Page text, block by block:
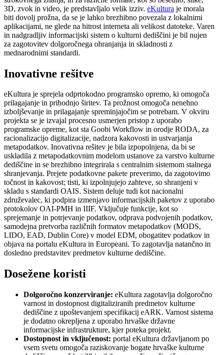
3D, zvok in video, je predstavljalo velik izziv. eKultura je morala
biti dovolj prožna, da se je lahko brezhibno povezala z lokalnimi
aplikacijami, ne glede na hitrost interneta ali velikost datoteke. Varen
in nadgradljiv informacijski sistem o kulturni dediščini je bil nujen
za zagotovitev dolgoročnega ohranjanja in skladnosti z
mednarodnimi standardi.
Inovativne rešitve
eKultura je sprejela odprtokodno programsko opremo, ki omogoča
prilagajanje in prihodnjo širitev. Ta prožnost omogoča nenehno
izboljševanje in prilagajanje spreminjajočim se potrebam. V okviru
projekta se je izvajal procesno usmerjen pristop z uporabo
programske opreme, kot sta Goobi Workflow in orodje RODA, za
racionalizacijo digitalizacije, nadzora kakovosti in ustvarjanja
metapodatkov. Inovativna rešitev je bila izpopolnjena, da bi se
uskladila z metapodatkovnim modelom ustanove za varstvo kulturne
dediščine in se brezhibno integrirala s centralnim sistemom stalnega
shranjevanja. Prejete podatkovne pakete preverimo, da zagotovimo
točnost in kakovost; tisti, ki izpolnjujejo zahteve, so shranjeni v
skladu s standardi OAIS. Sistem deluje tudi kot nacionalni
združevalec, ki podpira izmenjavo informacijskih paketov z uporabo
protokolov OAI-PMH in IIIF. Vključuje funkcije, kot so
sprejemanje in potrjevanje podatkov, odprava podvojenih podatkov,
samodejna pretvorba različnih formatov metapodatkov (MODS,
LIDO, EAD, Dublin Core) v model EDM, obogatitev podatkov in
objava na portalu eKultura in Europeani. To zagotavlja natančno in
dosledno predstavitev predmetov kulturne dediščine.
Dosežene koristi
Dolgoročno konzerviranje: eKultura zagotavlja dolgoročno
varnost in dostopnost digitaliziranih predmetov kulturne
dediščine z upoštevanjem specifikacij eARK. Varnost sistema
je dodatno okrepljena z uporabo hrvaške državne
informacijske infrastrukture, kjer poteka projekt.
Dostopnost in vključenost: portal eKultura državljanom po
vsem svetu omogoča raziskovanje bogate hrvaške kulturne